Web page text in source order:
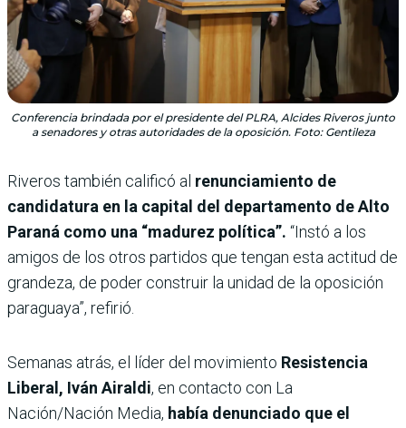
Conferencia brindada por el presidente del PLRA, Alcides Riveros junto
a senadores y otras autoridades de la oposición. Foto: Gentileza
Riveros también calificó al renunciamiento de
candidatura en la capital del departamento de Alto
Paraná como una “madurez política”. “Instó a los
amigos de los otros partidos que tengan esta actitud de
grandeza, de poder construir la unidad de la oposición
paraguaya”, refirió.
Semanas atrás, el líder del movimiento Resistencia
Liberal, Iván Airaldi, en contacto con La
Nación/Nación Media, había denunciado que el